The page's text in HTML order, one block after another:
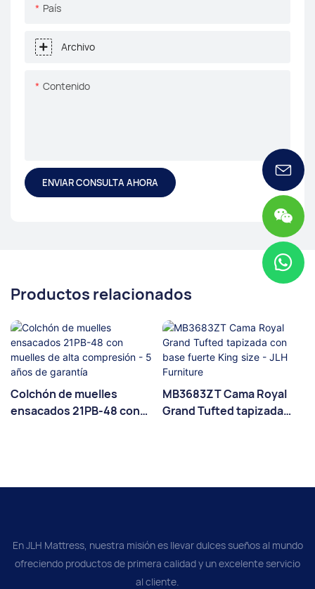
País
Archivo
Contenido
ENVIAR CONSULTA AHORA
Productos relacionados
Colchón de muelles
ensacados 21PB-48 con
MB3683ZT Cama Royal
Grand Tufted tapizada
En JLH Mattress, nuestra misión es llevar dulces sueños al mundo
ofreciendo productos de primera calidad y un excelente servicio
al cliente.